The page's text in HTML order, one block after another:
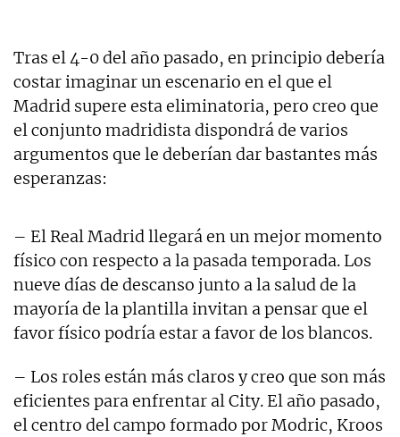
Tras el 4-0 del año pasado, en principio debería
costar imaginar un escenario en el que el
Madrid supere esta eliminatoria, pero creo que
el conjunto madridista dispondrá de varios
argumentos que le deberían dar bastantes más
esperanzas:
– El Real Madrid llegará en un mejor momento
físico con respecto a la pasada temporada. Los
nueve días de descanso junto a la salud de la
mayoría de la plantilla invitan a pensar que el
favor físico podría estar a favor de los blancos.
– Los roles están más claros y creo que son más
eficientes para enfrentar al City. El año pasado,
el centro del campo formado por Modric, Kroos